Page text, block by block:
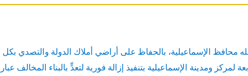
محافظ الإسماعيلية، بالحفاظ على أراضي أملاك الدولة والتصدي
لمركز ومدينة الإسماعيلية بتنفيذ إزالة فورية لتعدٍّ بالبناء المخالف